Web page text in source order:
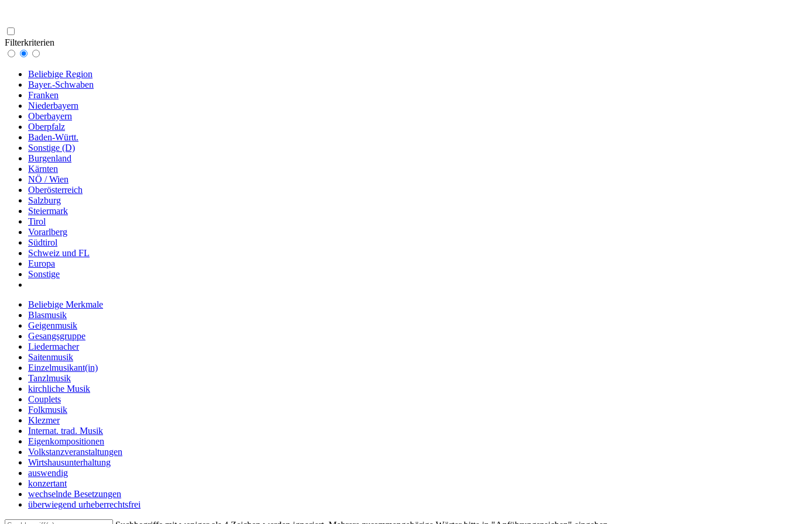
Filterkriterien
Beliebige Region
Bayer.-Schwaben
Franken
Niederbayern
Oberbayern
Oberpfalz
Baden-Württ.
Sonstige (D)
Burgenland
Kärnten
NÖ / Wien
Oberösterreich
Salzburg
Steiermark
Tirol
Vorarlberg
Südtirol
Schweiz und FL
Europa
Sonstige
Beliebige Merkmale
Blasmusik
Geigenmusik
Gesangsgruppe
Liedermacher
Saitenmusik
Einzelmusikant(in)
Tanzlmusik
kirchliche Musik
Couplets
Folkmusik
Klezmer
Internat. trad. Musik
Eigenkompositionen
Volkstanzveranstaltungen
Wirtshausunterhaltung
auswendig
konzertant
wechselnde Besetzungen
überwiegend urheberrechtsfrei